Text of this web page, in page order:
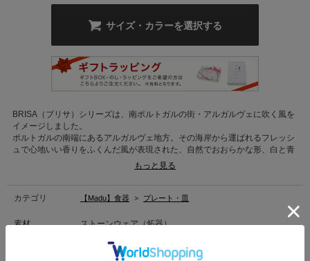
サイズ・カラーを選択する
BRISA（ブリサ）シリーズは、南ポルトガルの街・アルガルヴェに吹く風を
イメージしました。
ポルトガルの南端にあるアルガルヴェ地方。その海岸から運ばれるフレッシ
ュで心地いい香りをふくんだ風が表現された、自然でおおらかな形、白と青
の精妙な印象のカラーが魅力です。
二枚貝のような、卵のような、不思議な形のオーバル型のプレート。やわら
かい形が用途を問わず、和洋様々なお料理にお使いいただけます。同じシリ
ーズと合わせでお使い頂けます。
『COSTA NOVA（コスタ・ノバ）』
ポルトガルのテーブルウェアブランド、コスタ・ノバ。ナチュラルであたた
もっと見る
カテゴリ 【Madu】食器 > プレート・皿
素材 ストーンウェア（炻器）
ポルトガル